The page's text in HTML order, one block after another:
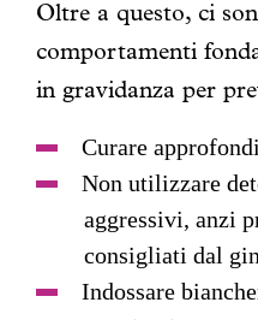
Oltre a questo, ci
comportamenti
in gravidanza per
Curare
Non utilizzare
aggressivi, anzi
consigliati dal
Indossare